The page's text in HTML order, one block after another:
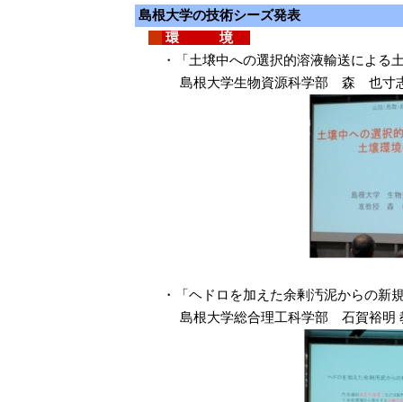
島根大学の技術シーズ発表
環 境
・「土壌中への選択的溶液輸送による
島根大学生物資源科学部 森 也寸
・「ヘドロを加えた余剰汚泥からの新
島根大学総合理工科学部 石賀裕明